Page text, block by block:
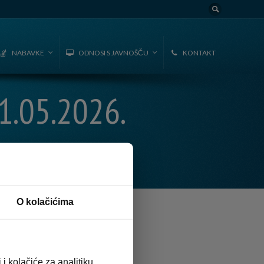
NABAVKE ODNOSI S JAVNOŠČU KONTAKT
O kolačićima
i kolačiće za analitiku,